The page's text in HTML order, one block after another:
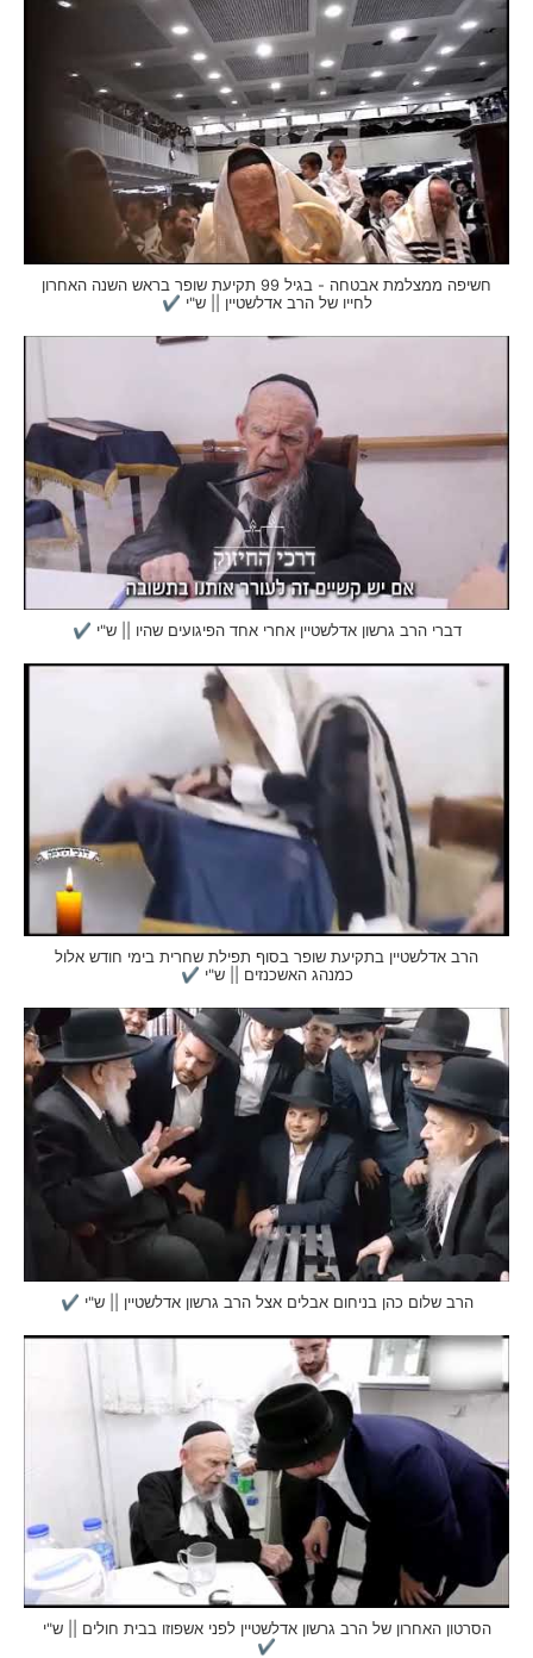
חשיפה ממצלמת אבטחה - בגיל 99 תקיעת שופר בראש השנה האחרון
לחייו של הרב אדלשטיין || ש"י ✔
דברי הרב גרשון אדלשטיין אחרי אחד הפיגועים שהיו || ש"י ✔
הרב אדלשטיין בתקיעת שופר בסוף תפילת שחרית בימי חודש אלול
כמנהג האשכנזים || ש"י ✔
הרב שלום כהן בניחום אבלים אצל הרב גרשון אדלשטיין || ש"י ✔
הסרטון האחרון של הרב גרשון אדלשטיין לפני אשפוזו בבית חולים || ש"י
✔